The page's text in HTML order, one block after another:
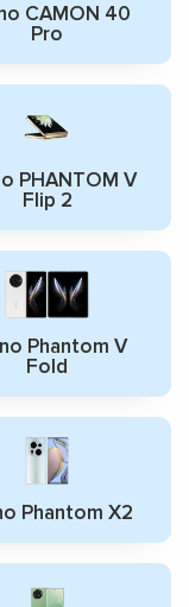
CAMON 40
Pro
PHANTOM V
Flip 2
Phantom V
Fold
Phantom X2